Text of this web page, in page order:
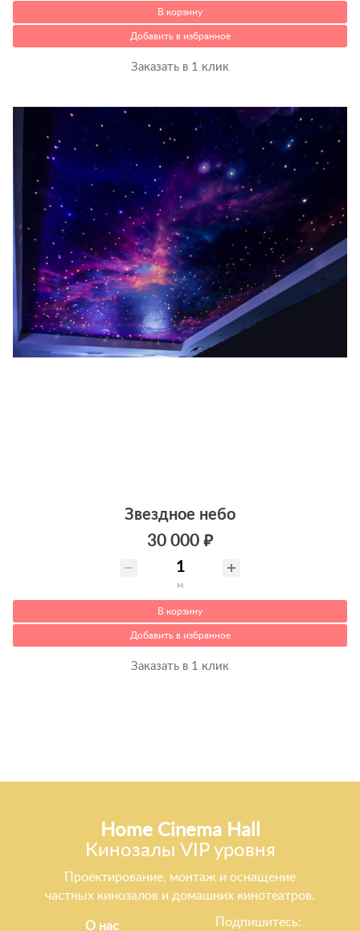
В корзину
Добавить в избранное
Заказать в 1 клик
Звездное небо
30 000 ₽
м
В корзину
Добавить в избранное
Заказать в 1 клик
Home Cinema Hall
Кинозалы VIP уровня
Проектирование, монтаж и оснащение
частных кинозалов и домашних кинотеатров.
О нас Подпишитесь: